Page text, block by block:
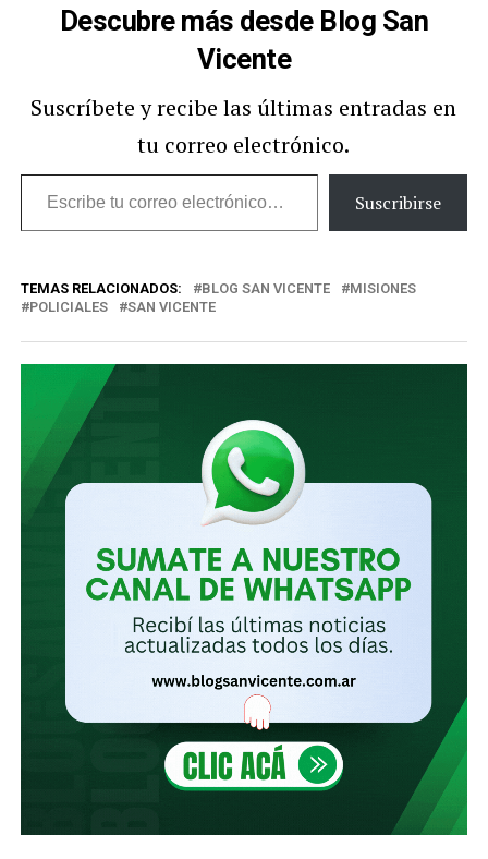
Descubre más desde Blog San
Vicente
Suscríbete y recibe las últimas entradas en
tu correo electrónico.
Escribe
tu
electrónico…
Suscribirse
TEMAS RELACIONADOS: BLOG SAN VICENTE
MISIONES
POLICIALES
SAN VICENTE